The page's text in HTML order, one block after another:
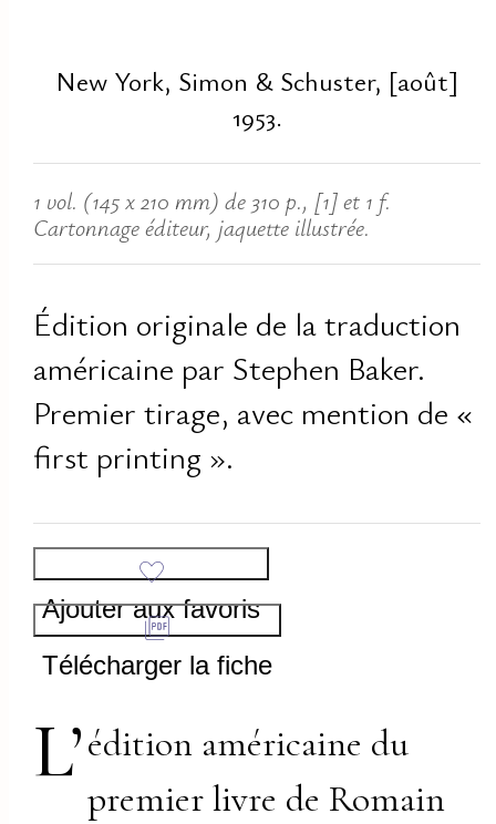
New York, Simon & Schuster, [août]
1953.
1 vol. (145 x 210 mm) de 310 p., [1] et 1 f.
Cartonnage éditeur, jaquette illustrée.
Édition originale de la traduction
américaine par Stephen Baker.
Premier tirage, avec mention de «
first printing ».
Ajouter aux favoris
Télécharger la fiche
L’édition américaine du
premier livre de Romain